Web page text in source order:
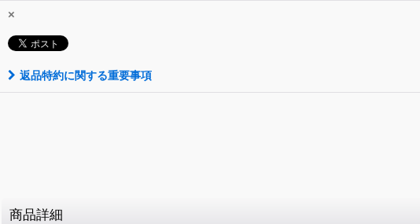
×
返品特約に関する重要事項
商品詳細